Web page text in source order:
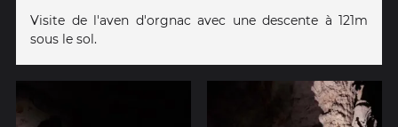
Visite de l'aven d'orgnac avec une descente à 121m
sous le sol.